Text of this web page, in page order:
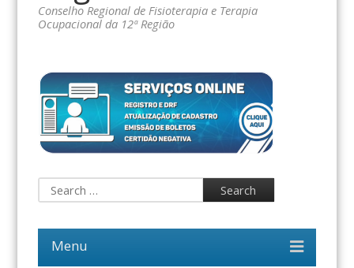
Conselho Regional de Fisioterapia e Terapia
Ocupacional da 12ª Região